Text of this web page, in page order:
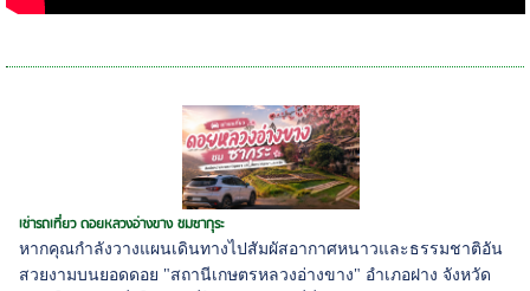
เช่ารถเที่ยว ดอยหลวงอ่างขาง ชมซากุระ
หากคุณกำลังวางแผนเดินทางไปสัมผัสอากาศหนาวและธรรมชาติอัน
สวยงามบนยอดดอย "สถานีเกษตรหลวงอ่างขาง" อำเภอฝาง จังหวัด